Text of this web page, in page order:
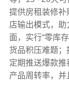
提供房租装修
店输出模式，
面，实行“零库
货品积压难题；
定期推送爆款
产品周转率，并